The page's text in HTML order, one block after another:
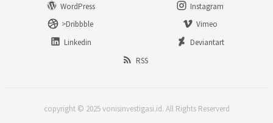
WordPress
Instagram
>Dribbble
Vimeo
Linkedin
Deviantart
RSS
copyright © 2025 vonisinvestigasi.id. All Rights Reserverd